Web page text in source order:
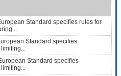
Standard specifies rules for
Standard specifies
Standard specifies